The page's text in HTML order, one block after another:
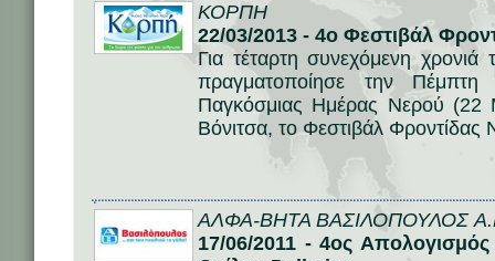
ΚΟΡΠΗ
22/03/2013 - 4ο Φεστιβάλ
Για τέταρτη συνεχόμενη
πραγματοποίησε την
Παγκόσμιας Ημέρας Νερού (22
Βόνιτσα, το Φεστιβάλ Φροντίδας
ΑΛΦΑ-ΒΗΤΑ ΒΑΣΙΛΟΠΟΥΛΟΣ
17/06/2011 - 4ος